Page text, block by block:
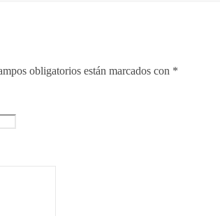
obligatorios están marcados con *